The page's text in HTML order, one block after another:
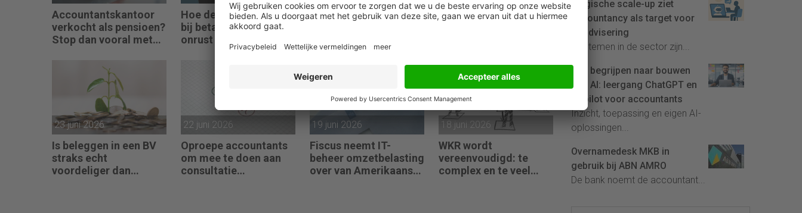
Accountantskantoor
verkocht als pensioen?
Stop dan vooral met
Hoe de fiscale valkuil
bij betaling in aandelen
onrust veroorzaakt
Miljoenen
failliete
Wie te laat bezwaar
net
23 juni 2026
Is beleggen in een BV
straks echt
voordeliger dan
22 juni 2026
Oproepe accountants
om mee te doen aan
consultatie
19 juni 2026
Fiscus neemt IT-
beheer omzetbelasting
over van Amerikaans
18 juni 2026
WKR wordt
vereenvoudigd: te
complex en te veel
Belgische scale-up ziet
accountancy als target voor
AI-advisering
'Systemen in de sector zijn...
Van begrijpen naar bouwen
met AI: leergang ChatGPT en
Copilot voor accountants
Inzicht, toepassing en eigen AI-
oplossingen...
Overnamedesk MKB in
gebruik bij ABN AMRO
De bank noemt de accountant...